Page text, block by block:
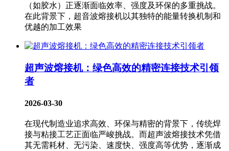
（如胶水）正逐渐面临效率、强度及环保的多重挑战。
在此背景下，超音波熔接机​以其独特的能量转换机制和
优越的加工效果
超声波熔接机：绿色高效的精密连接技术引领
者
2026-03-30
在现代制造业追求高效、环保与精密的背景下，传统焊
接与粘接工艺正面临严峻挑战。而超声波熔接技术凭借
其无需耗材、无污染、速度快、强度高等优势，逐渐成